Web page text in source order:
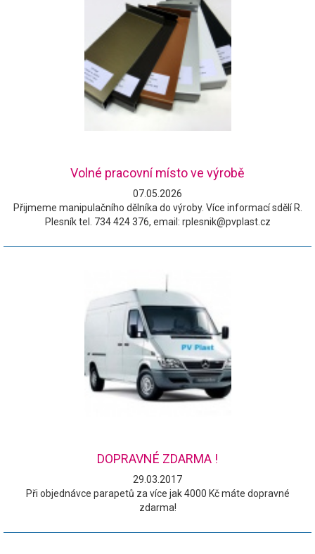
Volné pracovní místo ve výrobě
07.05.2026
Přijmeme manipulačního dělníka do výroby. Více informací sdělí R.
Plesník tel. 734 424 376, email: rplesnik@pvplast.cz
DOPRAVNÉ ZDARMA !
29.03.2017
Při objednávce parapetů za více jak 4000 Kč máte dopravné
zdarma!